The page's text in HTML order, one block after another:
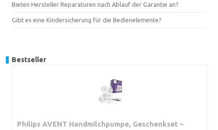
Bieten Hersteller Reparaturen nach Ablauf der Garantie an?
Gibt es eine Kindersicherung für die Bedienelemente?
Bestseller
Philips AVENT Handmilchpumpe, Geschenkset –